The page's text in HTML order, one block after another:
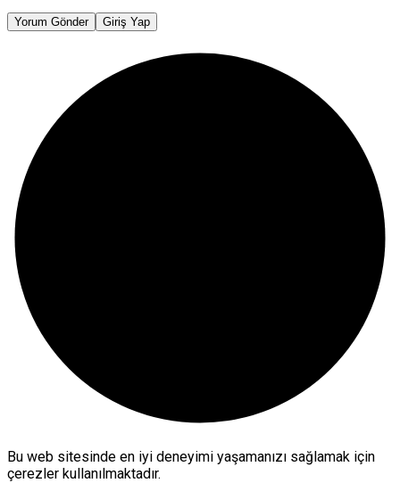
Yorum Gönder Giriş Yap
Bu web sitesinde en iyi deneyimi yaşamanızı sağlamak için
çerezler kullanılmaktadır.